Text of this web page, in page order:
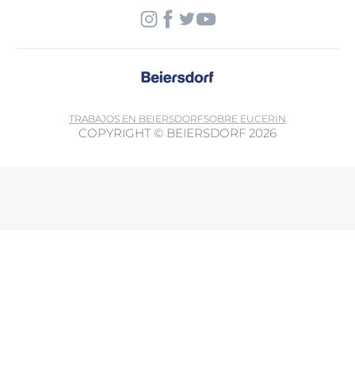
TRABAJOS EN BEIERSDORFSOBRE EUCERIN
COPYRIGHT © BEIERSDORF 2026